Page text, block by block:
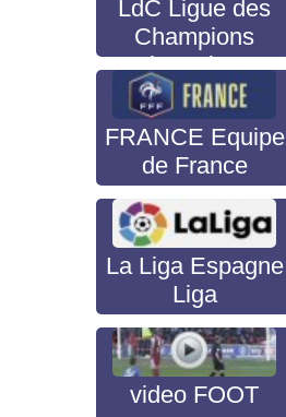
LdC Ligue des
Champions
Champion's
League
FRANCE Equipe
de France
La Liga Espagne
Liga
video FOOT